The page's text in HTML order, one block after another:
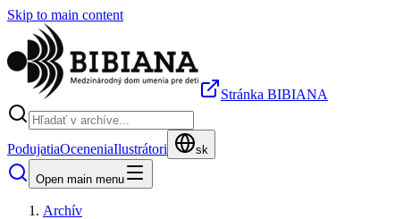
Skip to main content
Stránka BIBIANA
PodujatiaOceneniaIlustrátori sk
Open main menu
Archív